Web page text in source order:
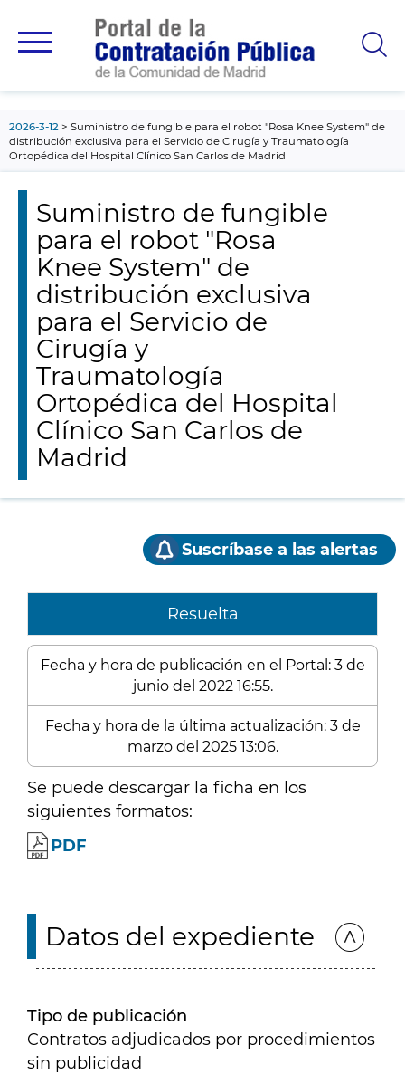
principal
2026-3-12
Suministro de fungible para el robot "Rosa Knee System" de
distribución exclusiva para el Servicio de Cirugía y Traumatología
Ortopédica del Hospital Clínico San Carlos de Madrid
Suministro de fungible
para el robot "Rosa
Knee System" de
distribución exclusiva
para el Servicio de
Cirugía y
Traumatología
Ortopédica del Hospital
Clínico San Carlos de
Madrid
Suscríbase a las alertas
Resuelta
Fecha y hora de publicación en el Portal: 3 de
junio del 2022 16:55.
Fecha y hora de la última actualización: 3 de
marzo del 2025 13:06.
Se puede descargar la ficha en los
siguientes formatos:
PDF
Datos del expediente
Tipo de publicación
Contratos adjudicados por procedimientos
sin publicidad